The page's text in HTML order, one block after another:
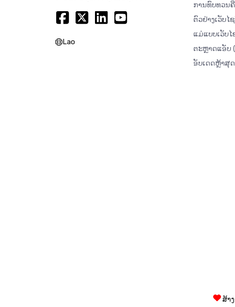
Lao
ການທົບທວນ
ຕົວຢ່າງເວັບໄ
ແມ່ແບບເວັບໄ
ຕະຫຼາດແອັບ
ອັບເດດຫຼ້າສຸດ
ສ້າ